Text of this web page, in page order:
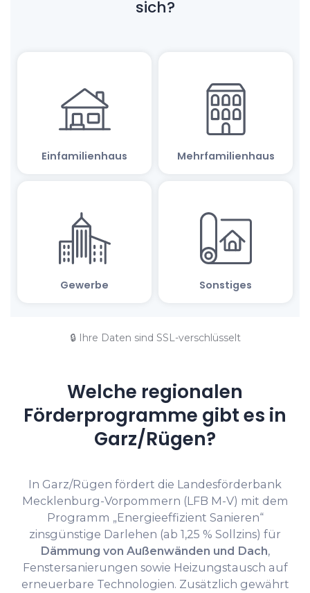
🔒 Ihre Daten sind SSL-verschlüsselt
Welche regionalen
Förderprogramme gibt es in
Garz/Rügen?
In Garz/Rügen fördert die Landesförderbank
Mecklenburg-Vorpommern (LFB M-V) mit dem
Programm „Energieeffizient Sanieren“
zinsgünstige Darlehen (ab 1,25 % Sollzins) für
Dämmung von Außenwänden und Dach,
Fenstersanierungen sowie Heizungstausch auf
erneuerbare Technologien. Zusätzlich gewährt